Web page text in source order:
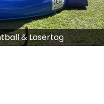
& Lasertag